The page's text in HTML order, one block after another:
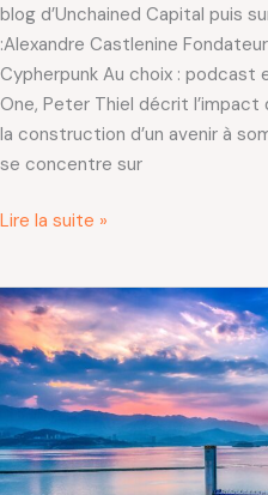
blog d’Unchained Capital puis
:Alexandre Castlenine
Cypherpunk Au choix :
One, Peter Thiel décrit
la construction d’un avenir à
se concentre sur
Lire la suite »
Graduellement
d’abord,
puis
soudainement
#4
–
Bitcoin